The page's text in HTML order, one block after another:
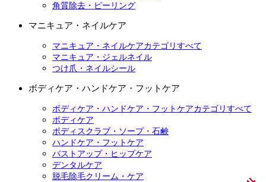
角質除去・ピーリング
マニキュア・ネイルケア
マニキュア・ネイルケアカテゴリすべて
マニキュア・ジェルネイル
つけ爪・ネイルシール
ボディケア・ハンドケア・フットケア
ボディケア・ハンドケア・フットケアカテゴリすべて
ボディケア
ボディスクラブ・ソープ・石鹸
ハンドケア・フットケア
バストアップ・ヒップケア
デンタルケア
脱毛除毛クリーム・ケア